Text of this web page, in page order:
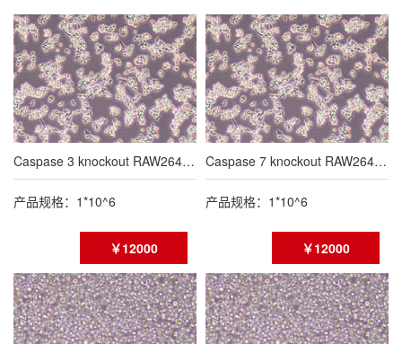
Caspase 3 knockout RAW264.7 cell line
产品规格：1*10^6
￥12000
Caspase 7 knockout RAW264.7 cell line
产品规格：1*10^6
￥12000